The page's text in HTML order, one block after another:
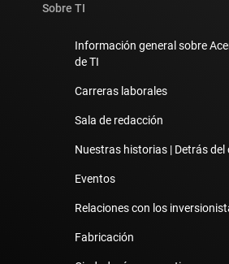
Sobre TI
Información general sobre
de TI
Carreras laborales
Sala de redacción
Nuestras historias | Detrás del
Eventos
Relaciones con los
Fabricación